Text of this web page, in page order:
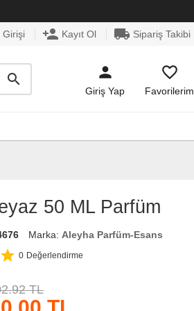
Girişi person_add Kayıt Ol local_shipping Sipariş Takibi
search person
Giriş Yap
favorite_border
Favorilerim
50 ML Parfüm
Marka: Aleyha Parfüm-Esans
star 0 Değerlendirme
TL